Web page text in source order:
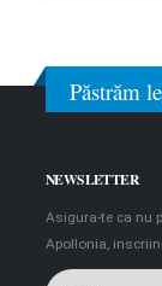
Păstrăm
NEWSLETTER
Asigura-te ca nu
Apollonia,